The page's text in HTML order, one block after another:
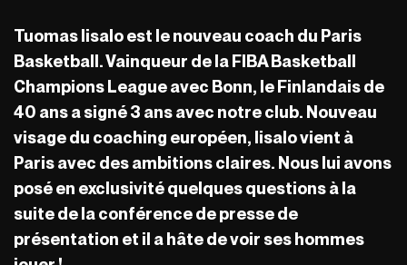
Tuomas Iisalo est le nouveau coach du Paris
Basketball. Vainqueur de la FIBA Basketball
Champions League avec Bonn, le Finlandais de
40 ans a signé 3 ans avec notre club. Nouveau
visage du coaching européen, Iisalo vient à
Paris avec des ambitions claires. Nous lui avons
posé en exclusivité quelques questions à la
suite de la conférence de presse de
présentation et il a hâte de voir ses hommes